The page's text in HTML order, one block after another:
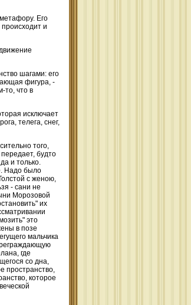
Его
происходит и
шагами: его
фигура, -
то, что в
исключает
телега, снег,
того,
будто
и только.
Надо было
с женою,
- сани не
Морозовой
их
это
в позе
мальчика
где
со дна,
пространство,
которое